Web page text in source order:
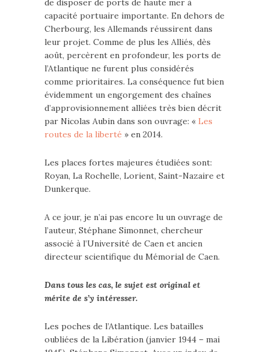
de disposer de ports de haute mer à
capacité portuaire importante. En dehors de
Cherbourg, les Allemands réussirent dans
leur projet. Comme de plus les Alliés, dès
août, percèrent en profondeur, les ports de
l’Atlantique ne furent plus considérés
comme prioritaires. La conséquence fut bien
évidemment un engorgement des chaînes
d’approvisionnement alliées très bien décrit
par Nicolas Aubin dans son ouvrage: « Les
routes de la liberté » en 2014.
Les places fortes majeures étudiées sont:
Royan, La Rochelle, Lorient, Saint-Nazaire et
Dunkerque.
A ce jour, je n’ai pas encore lu un ouvrage de
l’auteur, Stéphane Simonnet, chercheur
associé à l’Université de Caen et ancien
directeur scientifique du Mémorial de Caen.
Dans tous les cas, le sujet est original et
mérite de s’y intéresser.
Les poches de l’Atlantique. Les batailles
oubliées de la Libération (janvier 1944 – mai